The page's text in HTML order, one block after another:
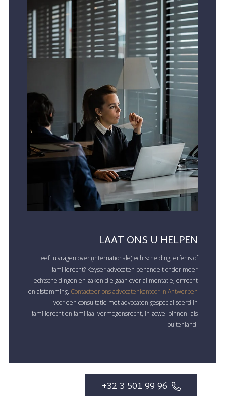
LAAT ONS U HELPEN
Heeft u vragen over (internationale) echtscheiding, erfenis of
familierecht? Keyser advocaten behandelt onder meer
echtscheidingen en zaken die gaan over alimentatie, erfrecht
en afstamming. Contacteer ons advocatenkantoor in Antwerpen
voor een consultatie met advocaten gespecialiseerd in
familierecht en familiaal vermogensrecht, in zowel binnen- als
buitenland.
+32 3 501 99 96